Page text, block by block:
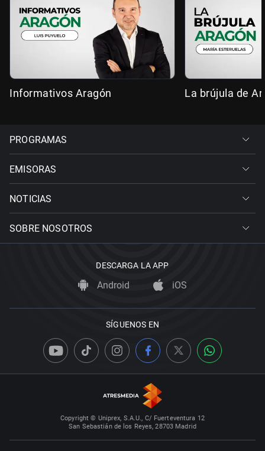
Informativos Aragón La brújula de
PROGRAMAS
EMISORAS
NOTICIAS
SOBRE NOSOTROS
DESCARGA LA APP
Android iOS
SÍGUENOS EN
Copyright © Uniprex, S.A.U., C/ Fuerteventura 12
San Sebastián de los Reyes, 28703 Madrid